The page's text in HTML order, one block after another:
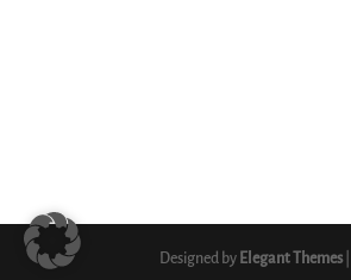
Designed byElegant Themes